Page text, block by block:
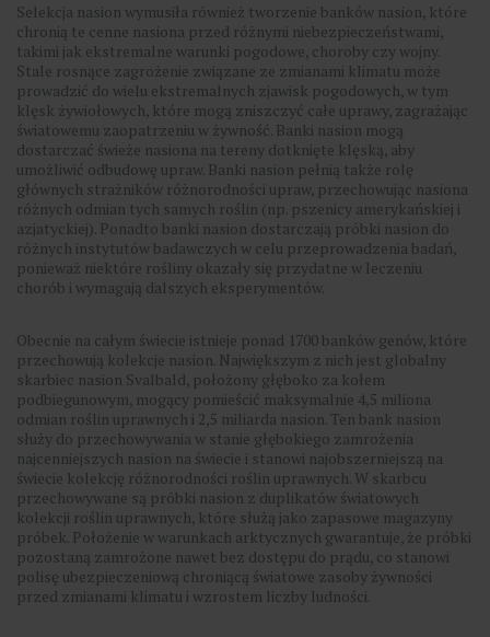
Selekcja nasion wymusiła również tworzenie banków nasion, które
chronią te cenne nasiona przed różnymi niebezpieczeństwami,
takimi jak ekstremalne warunki pogodowe, choroby czy wojny.
Stale rosnące zagrożenie związane ze zmianami klimatu może
prowadzić do wielu ekstremalnych zjawisk pogodowych, w tym
klęsk żywiołowych, które mogą zniszczyć całe uprawy, zagrażając
światowemu zaopatrzeniu w żywność. Banki nasion mogą
dostarczać świeże nasiona na tereny dotknięte klęską, aby
umożliwić odbudowę upraw. Banki nasion pełnią także rolę
głównych strażników różnorodności upraw, przechowując nasiona
różnych odmian tych samych roślin (np. pszenicy amerykańskiej i
azjatyckiej). Ponadto banki nasion dostarczają próbki nasion do
różnych instytutów badawczych w celu przeprowadzenia badań,
ponieważ niektóre rośliny okazały się przydatne w leczeniu
chorób i wymagają dalszych eksperymentów.
Obecnie na całym świecie istnieje ponad 1700 banków genów, które
przechowują kolekcje nasion. Największym z nich jest globalny
skarbiec nasion Svalbald, położony głęboko za kołem
podbiegunowym, mogący pomieścić maksymalnie 4,5 miliona
odmian roślin uprawnych i 2,5 miliarda nasion. Ten bank nasion
służy do przechowywania w stanie głębokiego zamrożenia
najcenniejszych nasion na świecie i stanowi najobszerniejszą na
świecie kolekcję różnorodności roślin uprawnych. W skarbcu
przechowywane są próbki nasion z duplikatów światowych
kolekcji roślin uprawnych, które służą jako zapasowe magazyny
próbek. Położenie w warunkach arktycznych gwarantuje, że próbki
pozostaną zamrożone nawet bez dostępu do prądu, co stanowi
polisę ubezpieczeniową chroniącą światowe zasoby żywności
przed zmianami klimatu i wzrostem liczby ludności.